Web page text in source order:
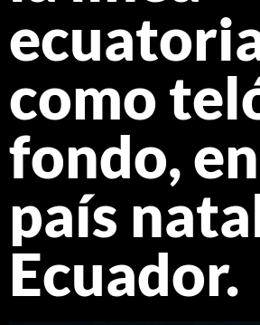
como
fondo,
país
Ecuador.